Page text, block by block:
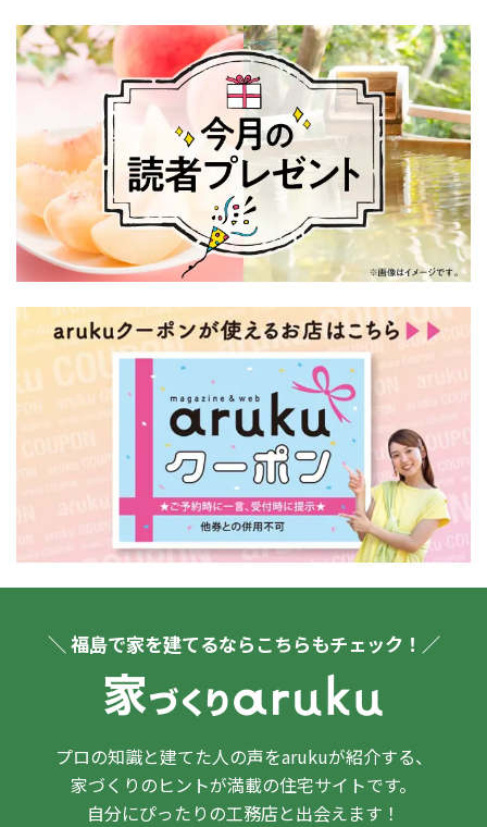
＼ 福島で家を建てるならこちらもチェック！／
プロの知識と建てた人の声をarukuが紹介する、
家づくりのヒントが満載の住宅サイトです。
自分にぴったりの工務店と出会えます！